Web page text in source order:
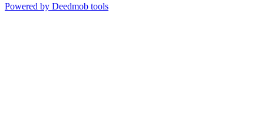
Powered by Deedmob tools